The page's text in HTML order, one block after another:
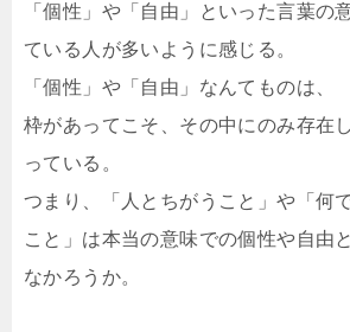
「個性」や「自由」といった言葉の
ている人が多いように感じる。
「個性」や「自由」なんてものは、
枠があってこそ、その中にのみ存在
っている。
つまり、「人とちがうこと」や「何
こと」は本当の意味での個性や自由
なかろうか。